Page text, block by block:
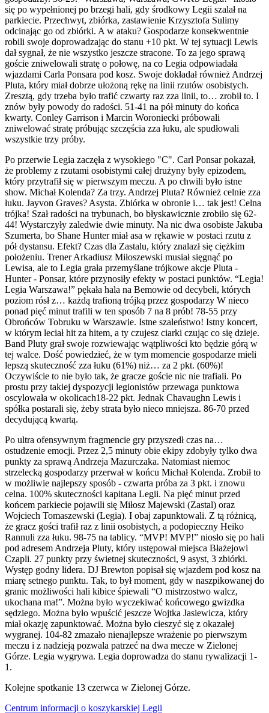
się po wypełnionej po brzegi hali, gdy środkowy Legii szalał na
parkiecie. Przechwyt, zbiórka, zastawienie Krzysztofa Sulimy
odcinając go od zbiórki. A w ataku? Gospodarze konsekwentnie
robili swoje doprowadzając do stanu +10 pkt. W tej sytuacji Lewis
dał sygnał, że nie wszystko jeszcze stracone. To za jego sprawą
goście zniwelowali stratę o połowę, na co Legia odpowiadała
wjazdami Carla Ponsara pod kosz. Swoje dokładał również Andrzej
Pluta, który miał dobrze ułożoną rękę na linii rzutów osobistych.
Zresztą, gdy trzeba było trafić czwarty raz zza linii, to… zrobił to. I
znów były powody do radości. 51-41 na pół minuty do końca
kwarty. Conley Garrison i Marcin Woroniecki próbowali
zniwelować stratę próbując szczęścia zza łuku, ale spudłowali
wszystkie trzy próby.
Po przerwie Legia zaczęła z wysokiego "C". Carl Ponsar pokazał,
że problemy z rzutami osobistymi całej drużyny były epizodem,
który przytrafił się w pierwszym meczu. A po chwili było istne
show. Michał Kolenda? Za trzy. Andrzej Pluta? Również celnie zza
łuku. Jayvon Graves? Asysta. Zbiórka w obronie i… tak jest! Celna
trójka! Szał radości na trybunach, bo błyskawicznie zrobiło się 62-
44! Wystarczyły zaledwie dwie minuty. Na nic dwa osobiste Jakuba
Szumerta, bo Shane Hunter miał asa w rękawie w postaci rzutu z
pół dystansu. Efekt? Czas dla Zastalu, który znalazł się ciężkim
położeniu. Trener Arkadiusz Miłoszewski musiał sięgnąć po
Lewisa, ale to Legia grała przemyślane trójkowe akcje Pluta -
Hunter - Ponsar, które przynosiły efekty w postaci punktów. “Legia!
Legia Warszawa!” pękała hala na Bemowie od decybeli, których
poziom rósł z… każdą trafioną trójką przez gospodarzy W nieco
ponad pięć minut trafili w ten sposób 7 na 8 prób! 78-55 przy
Obrońców Tobruku w Warszawie. Istne szaleństwo! Istny koncert,
w którym leciał hit za hitem, a ty czujesz ciarki czując co się dzieje.
Band Pluty grał swoje rozwiewając wątpliwości kto będzie górą w
tej walce. Dość powiedzieć, że w tym momencie gospodarze mieli
lepszą skuteczność zza łuku (61%) niż… za 2 pkt. (60%)!
Oczywiście to nie było tak, że gracze goście nic nie trafiali. Po
prostu przy takiej dyspozycji legionistów przewaga punktowa
oscylowała w okolicach18-22 pkt. Jednak Chavaughn Lewis i
spółka postarali się, żeby strata było nieco mniejsza. 86-70 przed
decydującą kwartą.
Po ultra ofensywnym fragmencie gry przyszedł czas na…
ostudzenie emocji. Przez 2,5 minuty obie ekipy zdobyły tylko dwa
punkty za sprawą Andrzeja Mazurczaka. Natomiast niemoc
strzelecką gospodarzy przerwał w końcu Michał Kolenda. Zrobił to
w możliwie najlepszy sposób - czwarta próba za 3 pkt. i znowu
celna. 100% skuteczności kapitana Legii. Na pięć minut przed
końcem parkiecie pojawili się Miłosz Majewski (Zastal) oraz
Wojciech Tomaszewski (Legia). I obaj zapunktowali. Z tą różnicą,
że gracz gości trafił raz z linii osobistych, a podopieczny Heiko
Rannuli zza łuku. 98-75 na tablicy. “MVP! MVP!” niosło się po hali
pod adresem Andrzeja Pluty, który ustępował miejsca Błażejowi
Czapli. 27 punkty przy świetnej skuteczności, 9 asyst, 3 zbiórki.
Występ godny lidera. DJ Brewton popisał się wjazdem pod kosz na
miarę setnego punktu. Tak, to był moment, gdy w naszpikowanej do
granic możliwości hali kibice śpiewali “O mistrzostwo walcz,
ukochana ma!”. Można było wyczekiwać końcowego gwizdka
sędziego. Można było wpuścić jeszcze Wojtka Jasiewicza, który
miał okazję zapunktować. Można było cieszyć się z okazałej
wygranej. 104-82 zmazało nienajlepsze wrażenie po pierwszym
meczu i z nadzieją pozwala patrzeć na dwa mecze w Zielonej
Górze. Legia wygrywa. Legia doprowadza do stanu rywalizacji 1-
1.
Kolejne spotkanie 13 czerwca w Zielonej Górze.
Centrum informacji o koszykarskiej Legii